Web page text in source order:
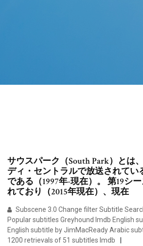
サウスパーク（South Park）とは
ディ・セントラルで放送されてい
である（1997年-現在）。 第19シ
れており（2015年現在）、現在
Subscene 3.0 Change filter Subtitle
Popular subtitles Greyhound Imdb English
English subtitle by JimMacReady Arabic
1200 retrievals of 51 subtitles Imdb